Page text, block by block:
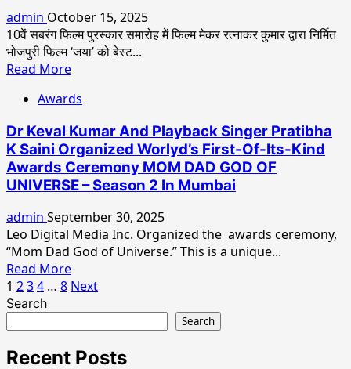
को
मिले
सात
अवॉर्ड
बुलावायो
अंतर्राष्ट्रीय
फिल्म
महोत्सव,
ज़िम्बाब्वे
में
admin October 15, 2025
10वें सबरंग फिल्म पुरस्कार समारोह में फिल्म मेकर रत्नाकर कुमार द्वारा निर्मित
भोजपुरी फिल्म ‘जया’ को बेस्ट...
Read MoreRead
about
कुमार
की
‘जया’
को
4
अवार्ड
10वें
सबरंग
फ़िल्म
पुरस्कार
समारोह
Awards
Dr Keval Kumar And Playback Singer Pratibha
K Saini Organized Worlyd’s First-Of-Its-Kind
Awards Ceremony MOM DAD GOD OF
UNIVERSE – Season 2 In Mumbai
admin September 30, 2025
Leo Digital Media Inc. Organized the awards ceremony,
“Mom Dad God of Universe.” This is a unique...
Read MoreRead
more
Kumar
Posts
pagination
1 234 … 8 Next
Search
Search
Recent Posts